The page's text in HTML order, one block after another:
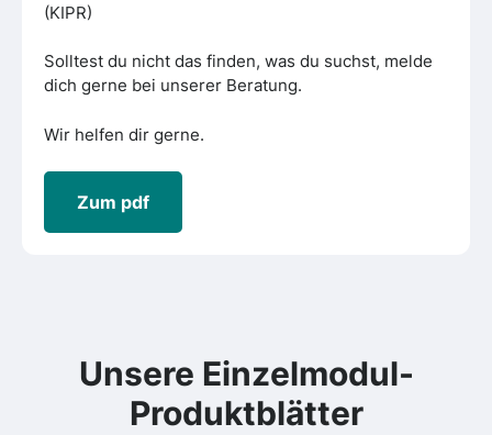
(KIPR)
Solltest du nicht das finden, was du suchst, melde
dich gerne bei unserer Beratung.
Wir helfen dir gerne.
Zum pdf
Unsere Einzelmodul-
Produktblätter